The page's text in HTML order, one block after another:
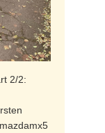
2/2: